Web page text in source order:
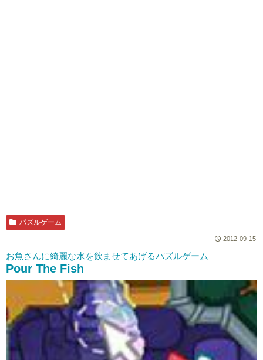
パズルゲーム
2012-09-15
お魚さんに綺麗な水を飲ませてあげるパズルゲーム
Pour The Fish